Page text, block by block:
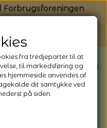
Forbrugsforeningen
har ferielukket* fra
sender hele
fra tredjeparter til at
til markedsføring og
hjemmeside anvendes af
dit samtykke ved
på siden.